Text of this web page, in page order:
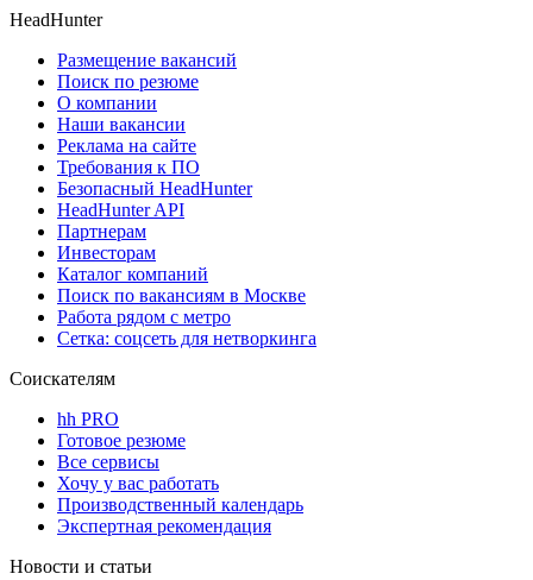
HeadHunter
Размещение вакансий
Поиск по резюме
О компании
Наши вакансии
Реклама на сайте
Требования к ПО
Безопасный HeadHunter
HeadHunter API
Партнерам
Инвесторам
Каталог компаний
Поиск по вакансиям в Москве
Работа рядом с метро
Сетка: соцсеть для нетворкинга
Соискателям
hh PRO
Готовое резюме
Все сервисы
Хочу у вас работать
Производственный календарь
Экспертная рекомендация
Новости и статьи